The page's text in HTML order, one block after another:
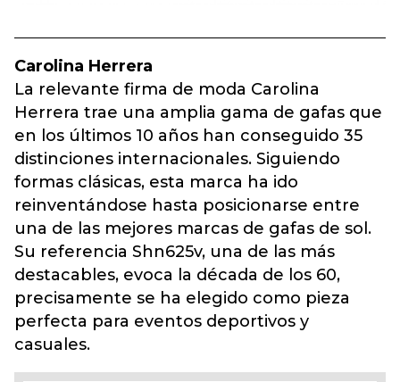
Carolina Herrera
La relevante firma de moda Carolina
Herrera trae una amplia gama de gafas que
en los últimos 10 años han conseguido 35
distinciones internacionales. Siguiendo
formas clásicas, esta marca ha ido
reinventándose hasta posicionarse entre
una de las mejores marcas de gafas de sol.
Su referencia Shn625v, una de las más
destacables, evoca la década de los 60,
precisamente se ha elegido como pieza
perfecta para eventos deportivos y
casuales.